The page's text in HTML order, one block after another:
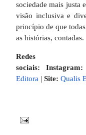
sociedade mais justa
visão inclusiva e
princípio de que
as histórias, contadas.
Redes
sociais:
Editora | Site: Qualis